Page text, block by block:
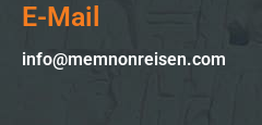
E-Mail
info@memnonreisen.com